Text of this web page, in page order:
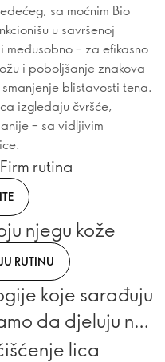
sa moćnim Bio
u savršenoj
međusobno – za efikasno
i poboljšanje znakova
blistavosti tena.
izgledaju čvršće,
– sa vidljivim
rutina
njegu kože
RUTINU
koje sarađuju
da djeluju na
lica